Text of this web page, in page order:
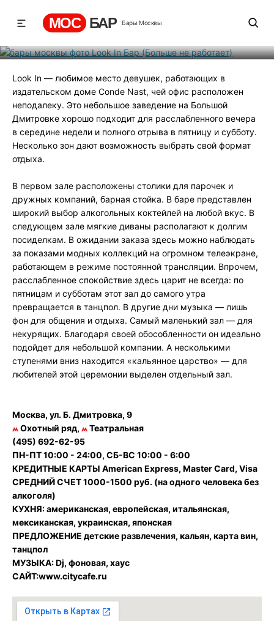
МОС БАР Бары Москвы
Look In — любимое место девушек, работающих в
издательском доме Conde Nast, чей офис расположен
неподалеку. Это небольшое заведение на Большой
Дмитровке хорошо подходит для расслабленного вечера
в середине недели и полного отрыва в пятницу и субботу.
Несколько зон дают возможность выбрать свой формат
отдыха.
В первом зале расположены столики для парочек и
дружных компаний, барная стойка. В баре представлен
широкий выбор алкогольных коктейлей на любой вкус. В
следующем зале мягкие диваны располагают к долгим
посиделкам. В ожидании заказа здесь можно наблюдать
за показами модных коллекций на огромном телеэкране,
работающем в режиме постоянной трансляции. Впрочем,
расслабленное спокойствие здесь царит не всегда: по
пятницам и субботам этот зал до самого утра
превращается в танцпол. В другие дни музыка — лишь
фон для общения и отдыха. Самый маленький зал — для
некурящих. Благодаря своей обособленности он идеально
подойдет для небольшой компании. А несколькими
ступенями вниз находится «кальянное царство» — для
любителей этой церемонии выделен отдельный зал.
Москва, ул. Б. Дмитровка, 9
Охотный ряд,
Театральная
(495) 692-62-95
ПН-ПТ 10:00 - 24:00, СБ-ВС 10:00 - 6:00
КРЕДИТНЫЕ КАРТЫ American Express, Master Card, Visa
СРЕДНИЙ СЧЕТ 1000-1500 руб. (на одного человека без
алкоголя)
КУХНЯ: американская, европейская, итальянская,
мексиканская, украинская, японская
ПРЕДЛОЖЕНИЕ детские развлечения, кальян, карта вин,
танцпол
МУЗЫКА: Dj, фоновая, хаус
САЙТ:www.citycafe.ru